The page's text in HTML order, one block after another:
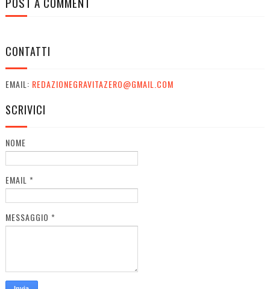
CONTATTI
EMAIL: REDAZIONEGRAVITAZERO@GMAIL.COM
SCRIVICI
NOME
EMAIL *
MESSAGGIO *